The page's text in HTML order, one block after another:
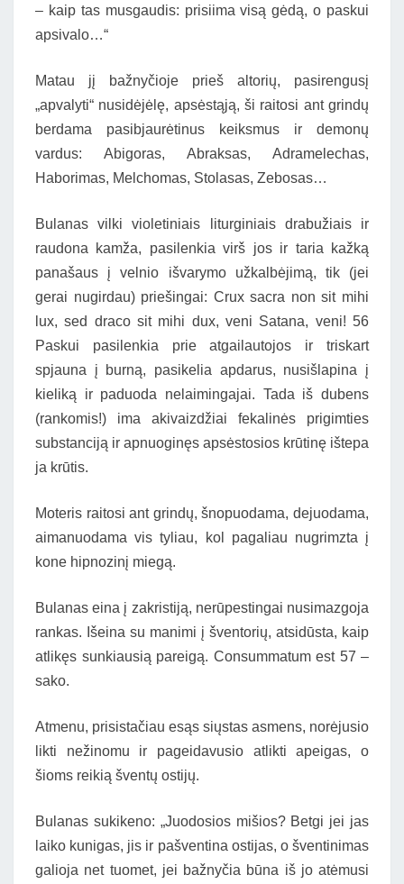
– kaip tas musgaudis: prisiima visą gėdą, o paskui
apsivalo…“
Matau jį bažnyčioje prieš altorių, pasirengusį
„apvalyti“ nusidėjėlę, apsėstąją, ši raitosi ant grindų
berdama pasibjaurėtinus keiksmus ir demonų
vardus: Abigoras, Abraksas, Adramelechas,
Haborimas, Melchomas, Stolasas, Zebosas…
Bulanas vilki violetiniais liturginiais drabužiais ir
raudona kamža, pasilenkia virš jos ir taria kažką
panašaus į velnio išvarymo užkalbėjimą, tik (jei
gerai nugirdau) priešingai: Crux sacra non sit mihi
lux, sed draco sit mihi dux, veni Satana, veni! 56
Paskui pasilenkia prie atgailautojos ir triskart
spjauna į burną, pasikelia apdarus, nusišlapina į
kieliką ir paduoda nelaimingajai. Tada iš dubens
(rankomis!) ima akivaizdžiai fekalinės prigimties
substanciją ir apnuoginęs apsėstosios krūtinę ištepa
ja krūtis.
Moteris raitosi ant grindų, šnopuodama, dejuodama,
aimanuodama vis tyliau, kol pagaliau nugrimzta į
kone hipnozinį miegą.
Bulanas eina į zakristiją, nerūpestingai nusimazgoja
rankas. Išeina su manimi į šventorių, atsidūsta, kaip
atlikęs sunkiausią pareigą. Consummatum est 57 –
sako.
Atmenu, prisistačiau esąs siųstas asmens, norėjusio
likti nežinomu ir pageidavusio atlikti apeigas, o
šioms reikią šventų ostijų.
Bulanas sukikeno: „Juodosios mišios? Betgi jei jas
laiko kunigas, jis ir pašventina ostijas, o šventinimas
galioja net tuomet, jei bažnyčia būna iš jo atėmusi